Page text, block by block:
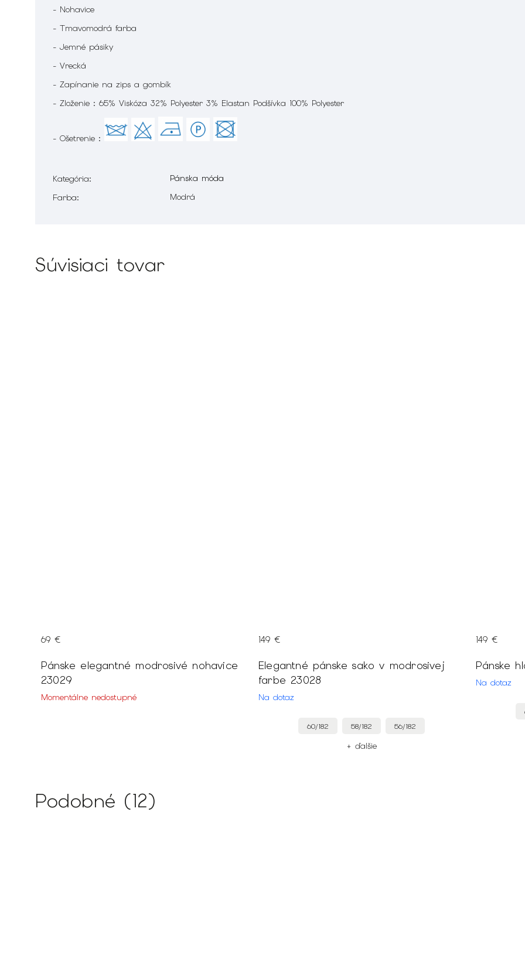
- Nohavice
- Tmavomodrá farba
- Jemné pásiky
- Vrecká
- Zapínanie na zips a gombík
- Zloženie : 65% Viskóza 32% Polyester 3% Elastan Podšívka 100% Polyester
- Ošetrenie :
Kategória:
Pánska móda
Farba: Modrá
Súvisiaci tovar
Pánske elegantné modrosivé nohavice
23029
Momentálne nedostupné
69 €
Elegantné pánske sako v modrosivej
farbe 23028
Na dotaz
149 €
60/182 58/182 56/182
+ ďalšie
Na dotaz
149 €
Podobné (12)